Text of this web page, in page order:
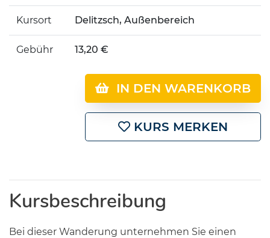
Kursort Delitzsch, Außenbereich
Gebühr 13,20 €
IN DEN WARENKORB
KURS MERKEN
Kursbeschreibung
Bei dieser Wanderung unternehmen Sie einen